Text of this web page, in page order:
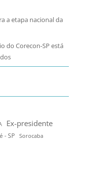
a etapa nacional da
do Corecon-SP está
Ex-presidente
- SP
Sorocaba